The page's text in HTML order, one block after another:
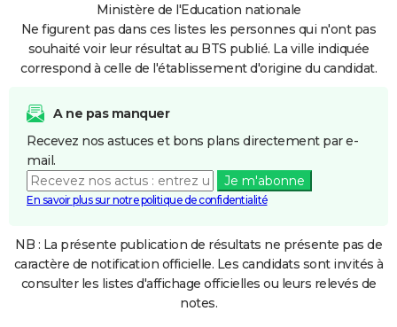
Ministère de l'Education nationale
Ne figurent pas dans ces listes les personnes qui n'ont pas
souhaité voir leur résultat au BTS publié. La ville indiquée
correspond à celle de l'établissement d'origine du candidat.
A ne pas manquer
Recevez nos astuces et bons plans directement par e-
mail.
Je m'abonne
En savoir plus sur notre politique de confidentialité
NB : La présente publication de résultats ne présente pas de
caractère de notification officielle. Les candidats sont invités à
consulter les listes d'affichage officielles ou leurs relevés de
notes.